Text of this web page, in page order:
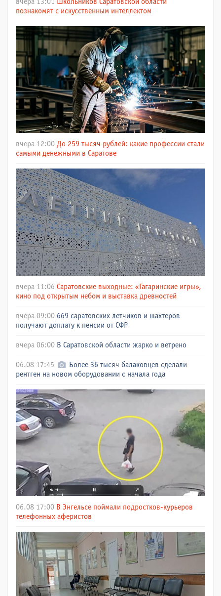
вчера 13:01 Школьников Саратовской области
познакомят с искусственным интеллектом
вчера 12:00 До 259 тысяч рублей: какие профессии стали
самыми денежными в Саратове
вчера 11:06 Саратовские выходные: «Гагаринские игры»,
кино под открытым небом и выставка древностей
вчера 09:00 669 саратовских летчиков и шахтеров
получают доплату к пенсии от СФР
вчера 06:00 В Саратовской области жарко и ветрено
06.08 17:45
Более 36 тысяч балаковцев сделали
рентген на новом оборудовании с начала года
06.08 17:00 В Энгельсе поймали подростков-курьеров
телефонных аферистов